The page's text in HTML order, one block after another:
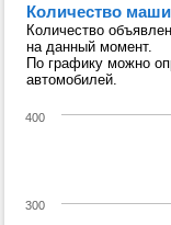
Количество
Количество
на данный момент.
По графику можно
автомобилей.
300
400